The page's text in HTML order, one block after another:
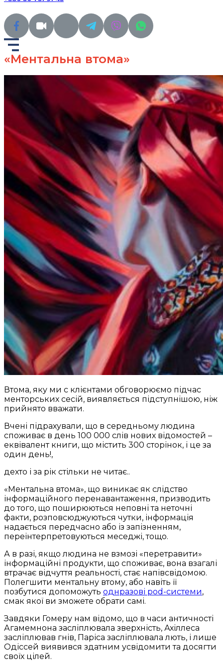
«Ментальна втома»
Втома, яку ми с клієнтами обговорюємо підчас
менторських сесій, виявляється підступнішою, ніж
прийнято вважати.
Вчені підрахували, що в середньому людина
споживає в день 100 000 слів нових відомостей –
еквівалент книги, що містить 300 сторінок, і це за
один день!,
дехто і за рік стільки не читає..
«Ментальна втома», що виникає як слідство
інформаційного перенавантаження, призводить
до того, що поширюються неповні та неточні
факти, розповсюджуються чутки, інформація
надається передчасно або із запізненням,
переінтерпретовуються меседжі, тощо.
А в разі, якщо людина не взмозі «перетравити»
інформаційні продукти, що споживає, вона взагалі
втрачає відчуття реальності, стає напівсвідомою.
Полегшити ментальну втому, або навіть її
позбутися допоможуть однразові pod-системи,
смак якої ви зможете обрати самі.
Завдяки Гомеру нам відомо, що в часи античності
Агамемнона засліплювала зверхність, Ахіллеса
засліплював гнів, Паріса засліплювала лють, і лише
Одіссей виявився здатним усвідомити та досягти
своїх цілей.